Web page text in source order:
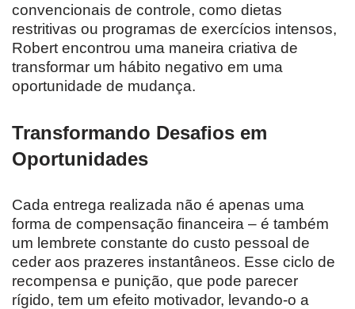
convencionais de controle, como dietas
restritivas ou programas de exercícios intensos,
Robert encontrou uma maneira criativa de
transformar um hábito negativo em uma
oportunidade de mudança.
Transformando Desafios em
Oportunidades
Cada entrega realizada não é apenas uma
forma de compensação financeira – é também
um lembrete constante do custo pessoal de
ceder aos prazeres instantâneos. Esse ciclo de
recompensa e punição, que pode parecer
rígido, tem um efeito motivador, levando-o a